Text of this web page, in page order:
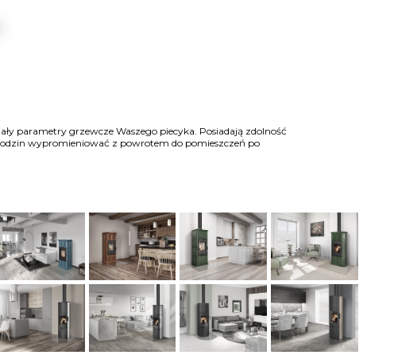
parametry grzewcze Waszego piecyka. Posiadają zdolność
wypromieniować z powrotem do pomieszczeń po